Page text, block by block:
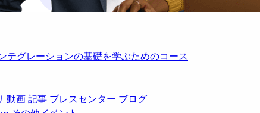
グレーションの基礎を学ぶためのコース
動画記事 プレスセンター ブログ